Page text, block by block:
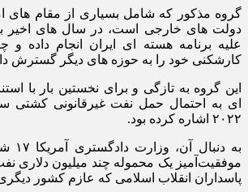
گروه مذکور که شامل بسیاری از مقام های
دولت های خارجی است، در سال های اخیر
علیه برنامه هسته ای ایران انجام داده
کارشکنی خود را به حوزه های دیگر گسترش
این گروه به تازگی و برای نخستین بار با
ای به احتمال حمل نفت غیرقانونی کشتی
۲۰۲۲ اشاره کرده بود.
به
موفقیت‌آمیز یک محموله چند میلیون دلاری
پاسداران انقلاب اسلامی که عازم کشور